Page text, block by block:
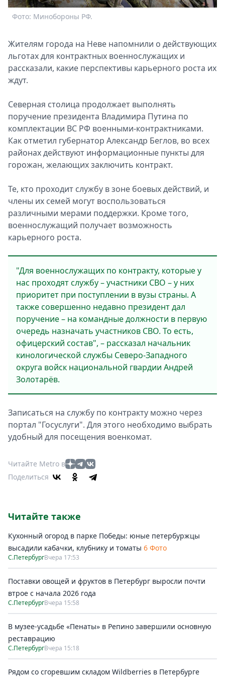
Спецпроекты
Звезды
2026
Скачай
Metro
Фото: Минобороны РФ.
Жителям города на Неве напомнили о действующих
льготах для контрактных военнослужащих и
рассказали, какие перспективы карьерного роста их
ждут.
Северная столица продолжает выполнять
поручение президента Владимира Путина по
комплектации ВС РФ военными-контрактниками.
Как отметил губернатор Александр Беглов, во всех
районах действуют информационные пункты для
горожан, желающих заключить контракт.
Те, кто проходит службу в зоне боевых действий, и
члены их семей могут воспользоваться
различными мерами поддержки. Кроме того,
военнослужащий получает возможность
карьерного роста.
"Для военнослужащих по контракту, которые у
нас проходят службу – участники СВО – у них
приоритет при поступлении в вузы страны. А
также совершенно недавно президент дал
поручение – на командные должности в первую
очередь назначать участников СВО. То есть,
офицерский состав", – рассказал начальник
кинологической службы Северо-Западного
округа войск национальной гвардии Андрей
Золотарёв.
Записаться на службу по контракту можно через
портал "Госуслуги". Для этого необходимо выбрать
удобный для посещения военкомат.
Читайте Metro в
Поделиться
Читайте также
Кухонный огород в парке Победы: юные петербуржцы
высадили кабачки, клубнику и томаты 6 Фото
С.ПетербургВчера 17:53
Поставки овощей и фруктов в Петербург выросли почти
втрое с начала 2026 года
С.ПетербургВчера 15:58
В музее-усадьбе «Пенаты» в Репино завершили основную
реставрацию
С.ПетербургВчера 15:18
Рядом со сгоревшим складом Wildberries в Петербурге